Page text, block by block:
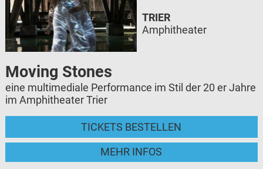
Moving Stones
eine multimediale Performance im Stil der 20 er Jahre
im Amphitheater Trier
TICKETS BESTELLEN
MEHR INFOS
TRIER
Amphitheater